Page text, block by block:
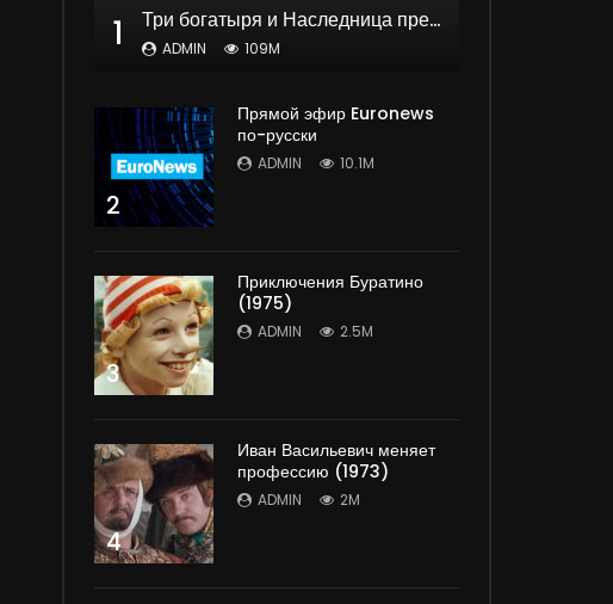
1 Три богатыря и Наследница престола | мультфильм
ADMIN 109M
2
Прямой эфир Euronews
по-русски
ADMIN 10.1M
3
Приключения Буратино
(1975)
ADMIN 2.5M
4
Иван Васильевич меняет
профессию (1973)
ADMIN 2M